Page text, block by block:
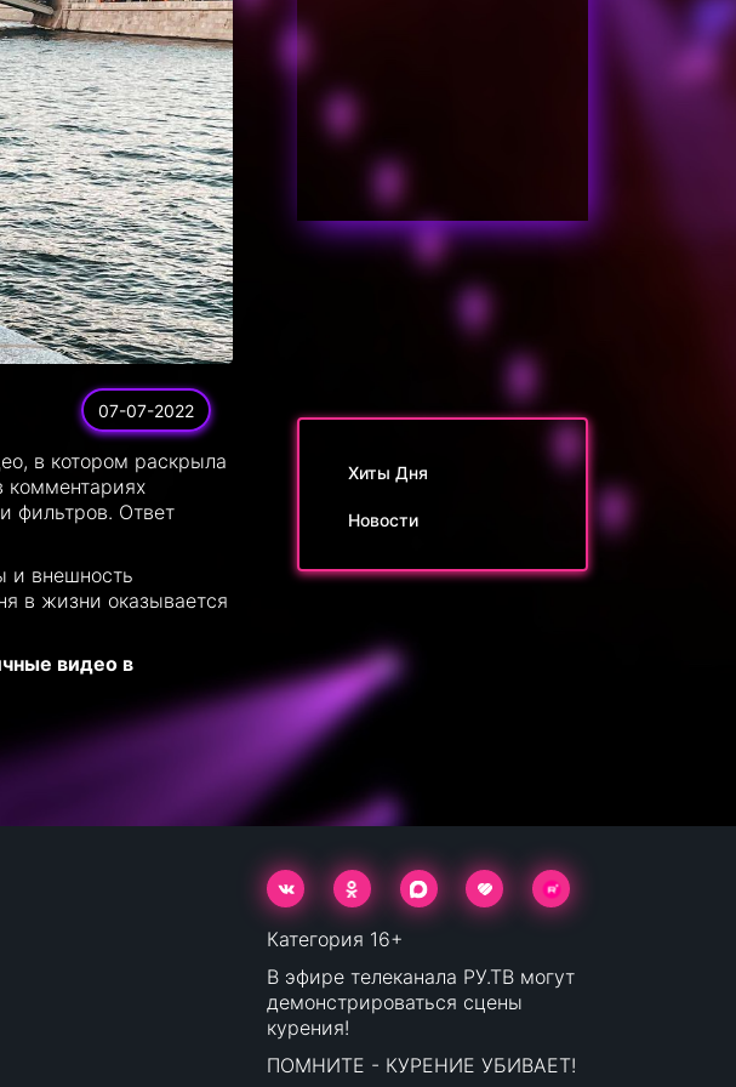
07-07-2022
в котором раскрыла
комментариях
фильтров. Ответ
и внешность
в жизни оказывается
видео в
Хиты Дня
Новости
Категория 16+
В эфире телеканала РУ.ТВ могут
демонстрироваться сцены
курения!
ПОМНИТЕ - КУРЕНИЕ УБИВАЕТ!